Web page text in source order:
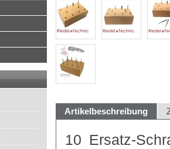
Artikelbeschreibung
10 Ersatz-